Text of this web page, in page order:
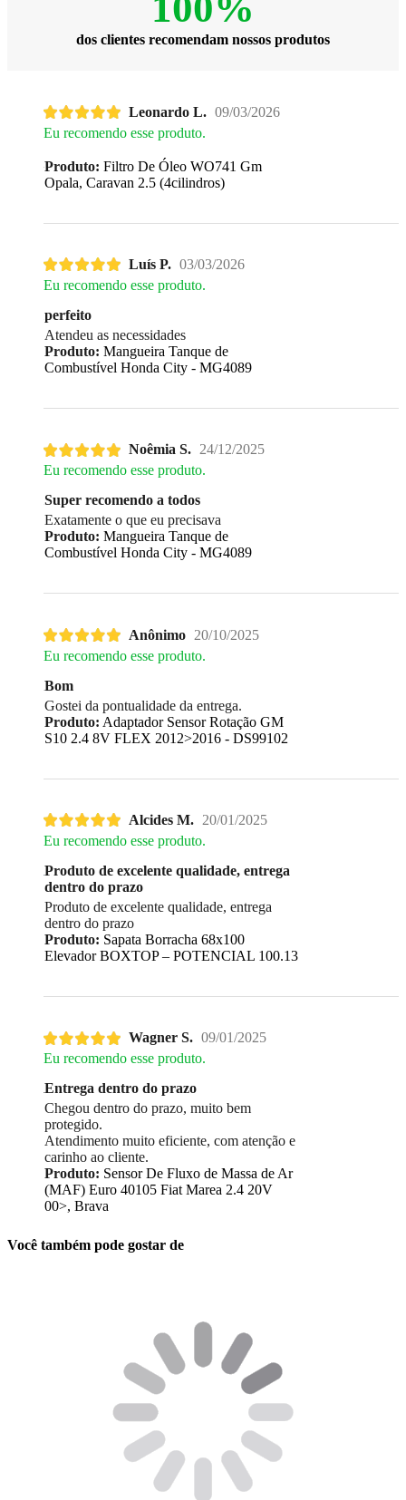
dos clientes recomendam nossos produtos
Leonardo L. 09/03/2026
Eu recomendo esse produto.
Produto: Filtro De Óleo WO741 Gm
Opala, Caravan 2.5 (4cilindros)
Luís P. 03/03/2026
Eu recomendo esse produto.
perfeito
Atendeu as necessidades
Produto: Mangueira Tanque de
Combustível Honda City - MG4089
Noêmia S. 24/12/2025
Eu recomendo esse produto.
Super recomendo a todos
Exatamente o que eu precisava
Produto: Mangueira Tanque de
Combustível Honda City - MG4089
Anônimo 20/10/2025
Eu recomendo esse produto.
Bom
Gostei da pontualidade da entrega.
Produto: Adaptador Sensor Rotação GM
S10 2.4 8V FLEX 2012>2016 - DS99102
Alcides M. 20/01/2025
Eu recomendo esse produto.
Produto de excelente qualidade, entrega
dentro do prazo
Produto de excelente qualidade, entrega
dentro do prazo
Produto: Sapata Borracha 68x100
Elevador BOXTOP – POTENCIAL 100.13
Wagner S. 09/01/2025
Eu recomendo esse produto.
Entrega dentro do prazo
Chegou dentro do prazo, muito bem
protegido.
Atendimento muito eficiente, com atenção e
carinho ao cliente.
Produto: Sensor De Fluxo de Massa de Ar
(MAF) Euro 40105 Fiat Marea 2.4 20V
00>, Brava
Você também pode gostar de